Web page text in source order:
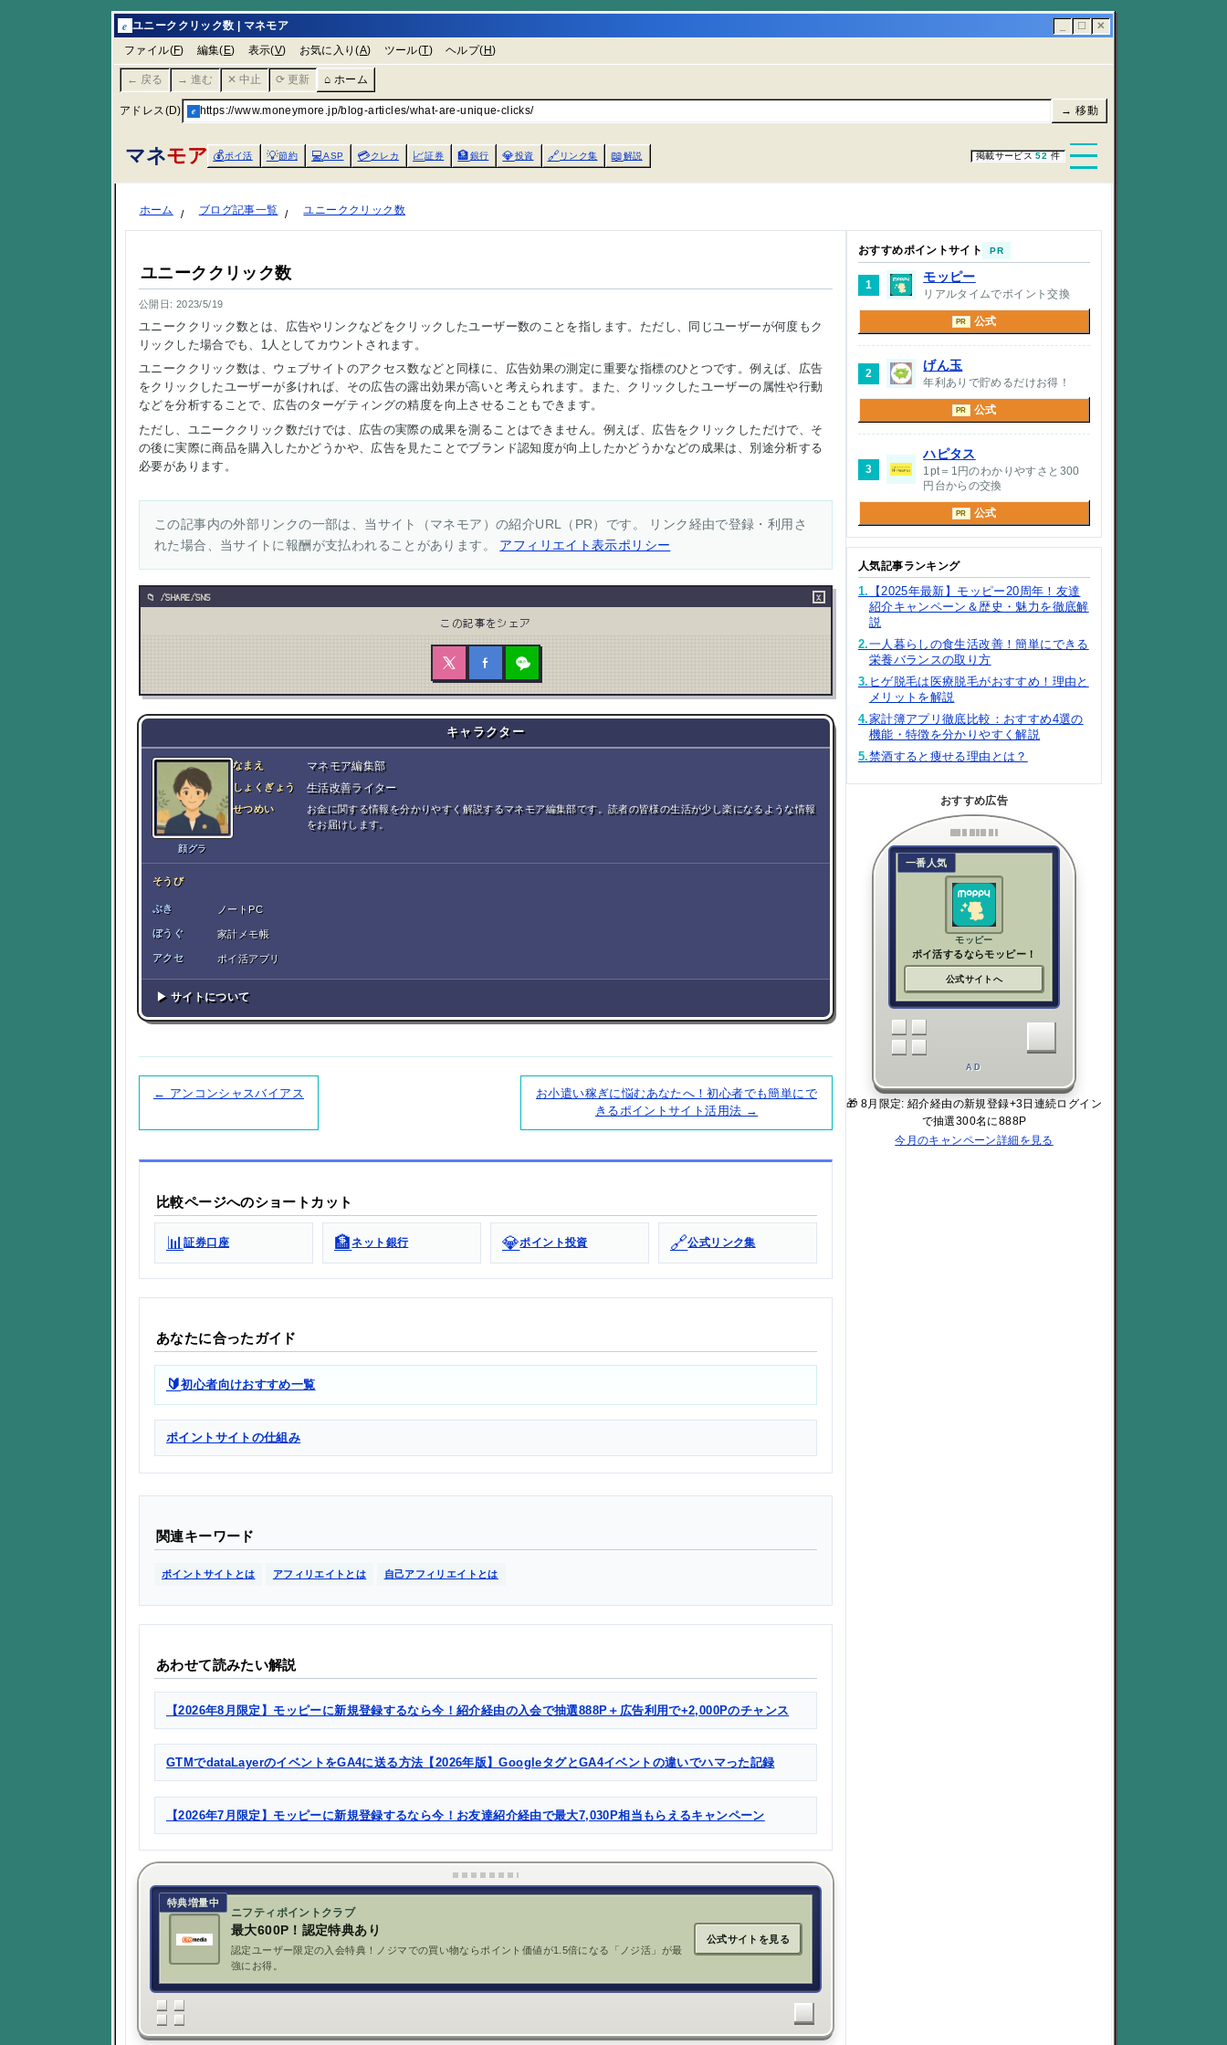
e ユニーククリック数 | マネモア ☐ ✕
ファイル(F) 編集( E) 表示(V) お気に入り(A) ツール(T) ヘルプ( H)
← 戻る → 進む ✕ 中止 ⟳ 更新 ⌂ ホーム
アドレス(D) e https://www.moneymore.jp/blog-articles/what-are-unique-clicks/ → 移動
マネモア 💰ポイ活 💡節約 💻ASP 💳クレカ 📈証券 🏦銀行 💎投資 🔗リンク集 📖解説 掲載サービス52 件
ホーム ブログ記事一覧 ユニーククリック数
ユニーククリック数
公開日: 2023/5/19
ユニーククリック数とは、広告やリンクなどをクリックしたユーザー数のことを指します。ただし、同じユーザーが何度もク
リックした場合でも、1人としてカウントされます。
ユニーククリック数は、ウェブサイトのアクセス数などと同様に、広告効果の測定に重要な指標のひとつです。例えば、広告
をクリックしたユーザーが多ければ、その広告の露出効果が高いと考えられます。また、クリックしたユーザーの属性や行動
などを分析することで、広告のターゲティングの精度を向上させることもできます。
ただし、ユニーククリック数だけでは、広告の実際の成果を測ることはできません。例えば、広告をクリックしただけで、そ
の後に実際に商品を購入したかどうかや、広告を見たことでブランド認知度が向上したかどうかなどの成果は、別途分析する
必要があります。
この記事内の外部リンクの一部は、当サイト（マネモア）の紹介URL（PR）です。 リンク経由で登録・利用さ
れた場合、当サイトに報酬が支払われることがあります。 アフィリエイト表示ポリシー
/SHARE/SNS ×
この記事をシェア
キャラクター
顔グラ
なまえ マネモア編集部
しょくぎょう 生活改善ライター
せつめい
お金に関する情報を分かりやすく解説するマネモア編集部です。読者の皆様の生活が少し楽になるような情報
をお届けします。
そうび
ぶき ノートPC
ぼうぐ 家計メモ帳
アクセ ポイ活アプリ
▶ サイトについて
← アンコンシャスバイアス
お小遣い稼ぎに悩むあなたへ！初心者でも簡単にで
きるポイントサイト活用法 →
比較ページへのショートカット
📊証券口座 🏦ネット銀行 💎ポイント投資 🔗公式リンク集
あなたに合ったガイド
🔰初心者向けおすすめ一覧
ポイントサイトの仕組み
関連キーワード
ポイントサイトとは アフィリエイトとは 自己アフィリエイトとは
あわせて読みたい解説
【2026年8月限定】モッピーに新規登録するなら今！紹介経由の入会で抽選888P＋広告利用で+2,000Pのチャンス
GTMでdataLayerのイベントをGA4に送る方法【2026年版】GoogleタグとGA4イベントの違いでハマった記録
【2026年7月限定】モッピーに新規登録するなら今！お友達紹介経由で最大7,030P相当もらえるキャンペーン
特典増量中
ニフティポイントクラブ
最大600P！認定特典あり
認定ユーザー限定の入会特典！ノジマでの買い物ならポイント価値が1.5倍になる「ノジ活」が最
強にお得。
公式サイトを見る
おすすめポイントサイト PR
1
モッピー
リアルタイムでポイント交換
PR 公式
2
げん玉
年利ありで貯めるだけお得！
PR 公式
3
ハピタス
1pt＝1円のわかりやすさと300
円台からの交換
PR 公式
人気記事ランキング
1.
【2025年最新】モッピー20周年！友達
紹介キャンペーン＆歴史・魅力を徹底解
説
2.一人暮らしの食生活改善！簡単にできる
栄養バランスの取り方
3. ヒゲ脱毛は医療脱毛がおすすめ！理由と
メリットを解説
4.家計簿アプリ徹底比較：おすすめ4選の
機能・特徴を分かりやすく解説
5.禁酒すると痩せる理由とは？
おすすめ広告
一番人気
モッピー
ポイ活するならモッピー！
公式サイトへ
AD
🎁 8月限定: 紹介経由の新規登録+3日連続ログイン
で抽選300名に888P
今月のキャンペーン詳細を見る